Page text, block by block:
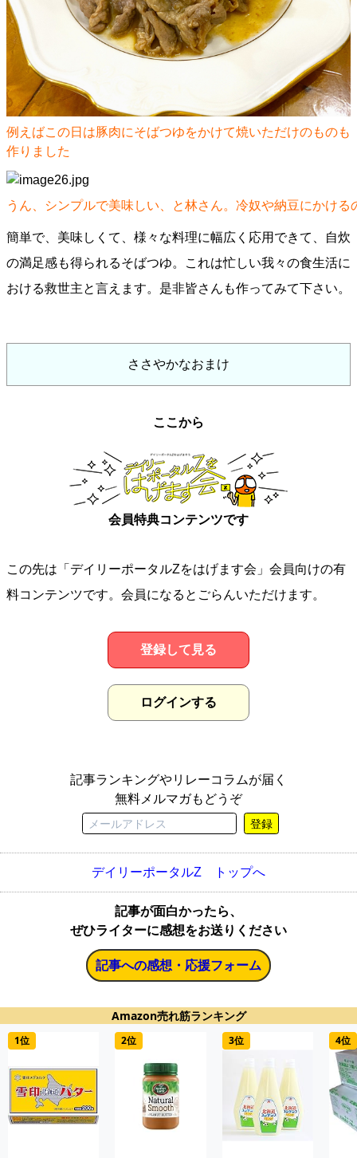
例えばこの日は豚肉にそばつゆをかけて焼いただけのものも
作りました
うん、シンプルで美味しい、と林さん。冷奴や納豆にかける
簡単で、美味しくて、様々な料理に幅広く応用できて、自炊
の満足感も得られるそばつゆ。これは忙しい我々の食生活に
おける救世主と言えます。是非皆さんも作ってみて下さい。
ささやかなおまけ
ここから
会員特典コンテンツです
この先は「デイリーポータルZをはげます会」会員向けの有
料コンテンツです。会員になるとごらんいただけます。
登録して見る
ログインする
記事ランキングやリレーコラムが届く
無料メルマガもどうぞ
登録
デイリーポータルZ トップへ
記事が面白かったら、
ぜひライターに感想をお送りください
記事への感想・応援フォーム
Amazon売れ筋ランキング
1位 2位 3位 4位